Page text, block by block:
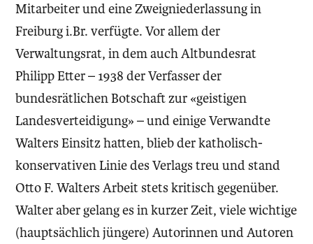
Mitarbeiter und eine Zweigniederlassung in
Freiburg i.Br. verfügte. Vor allem der
Verwaltungsrat, in dem auch Altbundesrat
Philipp Etter – 1938 der Verfasser der
bundesrätlichen Botschaft zur «geistigen
Landesverteidigung» – und einige Verwandte
Walters Einsitz hatten, blieb der katholisch-
konservativen Linie des Verlags treu und stand
Otto F. Walters Arbeit stets kritisch gegenüber.
Walter aber gelang es in kurzer Zeit, viele wichtige
(hauptsächlich jüngere) Autorinnen und Autoren